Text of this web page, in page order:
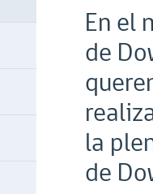
En el
de
la
de